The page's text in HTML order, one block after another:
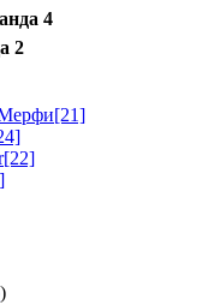
4
2
[21]
[22]
)